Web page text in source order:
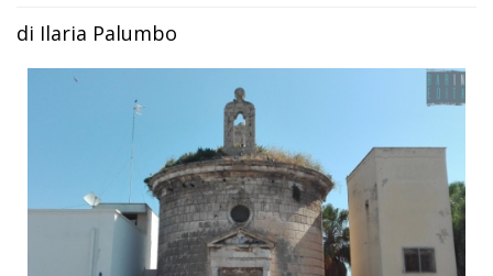
di Ilaria Palumbo